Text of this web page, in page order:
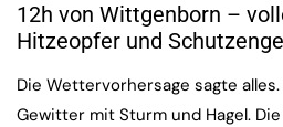
12h von Wittgenborn –
Hitzeopfer und
Die Wettervorhersage sagte
Gewitter mit Sturm und Hagel.